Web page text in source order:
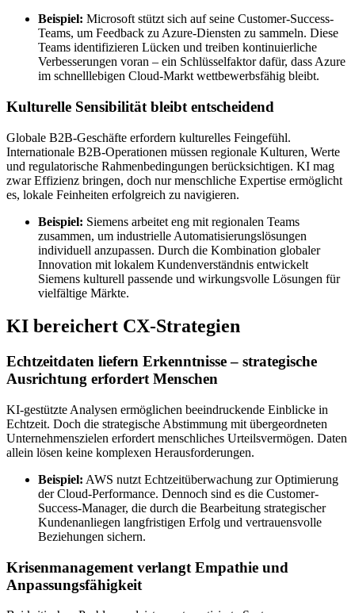
Beispiel: Microsoft stützt sich auf seine Customer-Success-
Teams, um Feedback zu Azure-Diensten zu sammeln. Diese
Teams identifizieren Lücken und treiben kontinuierliche
Verbesserungen voran – ein Schlüsselfaktor dafür, dass Azure
im schnelllebigen Cloud-Markt wettbewerbsfähig bleibt.
Kulturelle Sensibilität bleibt entscheidend
Globale B2B-Geschäfte erfordern kulturelles Feingefühl.
Internationale B2B-Operationen müssen regionale Kulturen, Werte
und regulatorische Rahmenbedingungen berücksichtigen. KI mag
zwar Effizienz bringen, doch nur menschliche Expertise ermöglicht
es, lokale Feinheiten erfolgreich zu navigieren.
Beispiel: Siemens arbeitet eng mit regionalen Teams
zusammen, um industrielle Automatisierungslösungen
individuell anzupassen. Durch die Kombination globaler
Innovation mit lokalem Kundenverständnis entwickelt
Siemens kulturell passende und wirkungsvolle Lösungen für
vielfältige Märkte.
KI bereichert CX-Strategien
Echtzeitdaten liefern Erkenntnisse – strategische
Ausrichtung erfordert Menschen
KI-gestützte Analysen ermöglichen beeindruckende Einblicke in
Echtzeit. Doch die strategische Abstimmung mit übergeordneten
Unternehmenszielen erfordert menschliches Urteilsvermögen. Daten
allein lösen keine komplexen Herausforderungen.
Beispiel: AWS nutzt Echtzeitüberwachung zur Optimierung
der Cloud-Performance. Dennoch sind es die Customer-
Success-Manager, die durch die Bearbeitung strategischer
Kundenanliegen langfristigen Erfolg und vertrauensvolle
Beziehungen sichern.
Krisenmanagement verlangt Empathie und
Anpassungsfähigkeit